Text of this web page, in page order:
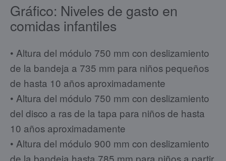
Gráfico: Niveles de gasto en
comidas infantiles
• Altura del módulo 750 mm con deslizamiento
de la bandeja a 735 mm para niños pequeños
de hasta 10 años aproximadamente
• Altura del módulo 750 mm con deslizamiento
del disco a ras de la tapa para niños de hasta
10 años aproximadamente
• Altura del módulo 900 mm con deslizamiento